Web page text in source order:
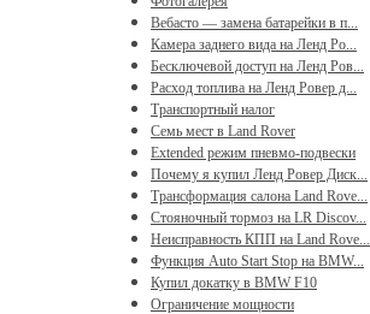
Вебасто — замена батарейки в п...
Камера заднего вида на Ленд Ро...
Бесключевой доступ на Ленд Ров...
Расход топлива на Ленд Ровер д...
Транспортный налог
Семь мест в Land Rover
Extended режим пневмо-подвески
Почему я купил Ленд Ровер Диск...
Трансформация салона Land Rove...
Стояночный тормоз на LR Discov...
Неисправность КПП на Land Rove...
Функция Auto Start Stop на BMW...
Купил докатку в BMW F10
Ограничение мощности